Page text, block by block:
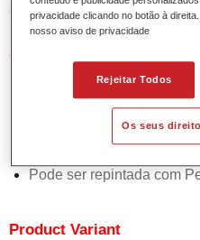
cores sólidas e de efeitos.
Características do produto
Permite uma aplicação
de 1.5 demãos.
Oferece boa estabilidade
Pode ser repintada com
Product Variant
privacidade clicando no botão à
nosso aviso de privacidade
Rejeitar Todos
Os seus